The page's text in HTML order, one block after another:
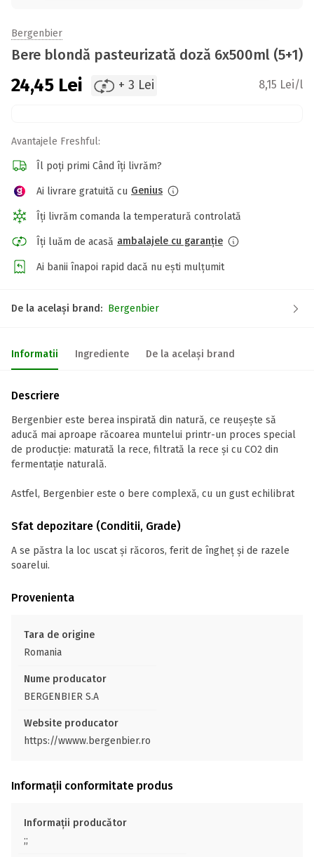
Bergenbier
Bere blondă pasteurizată doză 6x500ml (5+1)
24,45 Lei + 3 Lei 8,15 Lei/l
Avantajele Freshful:
Îl poți primi Când îți livrăm?
Ai livrare gratuită cu Genius
Îți livrăm comanda la temperatură controlată
Îți luăm de acasă ambalajele cu garanție
Ai banii înapoi rapid dacă nu ești mulțumit
De la același brand: Bergenbier
Informatii Ingrediente De la același brand
Descriere
Bergenbier este berea inspirată din natură, ce reușește să
aducă mai aproape răcoarea muntelui printr-un proces special
de producție: maturată la rece, filtrată la rece și cu CO2 din
fermentație naturală.
Astfel, Bergenbier este o bere complexă, cu un gust echilibrat
Sfat depozitare (Conditii, Grade)
A se păstra la loc uscat și răcoros, ferit de îngheț și de razele
soarelui.
Provenienta
Tara de origine
Romania
Nume producator
BERGENBIER S.A
Website producator
https://wwww.bergenbier.ro
Informații conformitate produs
Informații producător
;;